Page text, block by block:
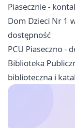
Piasecznie -
Dom Dzieci Nr 1
dostępność
PCU Piaseczno -
Biblioteka
biblioteczna i